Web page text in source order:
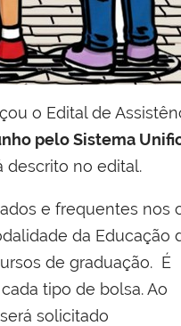
o Edital de
pelo Sistema
descrito no edital.
e frequentes nos
da Educação
de graduação. É
tipo de bolsa. Ao
solicitado